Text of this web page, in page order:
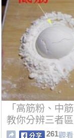
「高筋粉、中
教你分辨三者
261觀看